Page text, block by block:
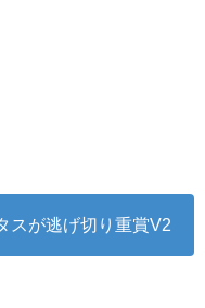
スが逃げ切り重賞V2